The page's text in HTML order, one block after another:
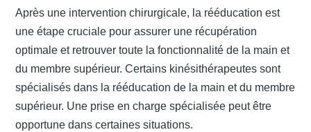
Après une intervention chirurgicale, la rééducation est
une étape cruciale pour assurer une récupération
optimale et retrouver toute la fonctionnalité de la main et
du membre supérieur. Certains kinésithérapeutes sont
spécialisés dans la rééducation de la main et du membre
supérieur. Une prise en charge spécialisée peut être
opportune dans certaines situations.